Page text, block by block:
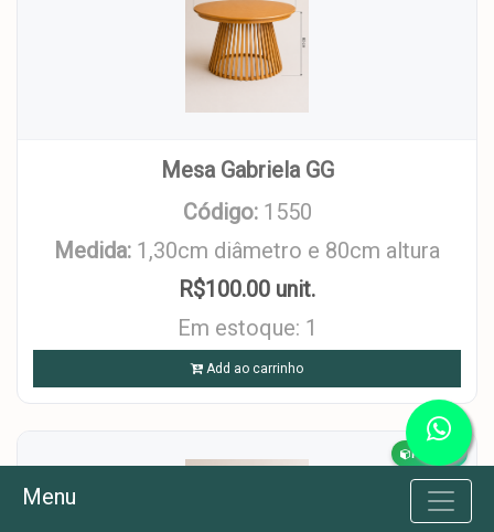
Menu
Mesa Gabriela GG
Código: 1550
Medida: 1,30cm diâmetro e 80cm altura
R$100.00 unit.
Em estoque: 1
Add ao carrinho
Produto